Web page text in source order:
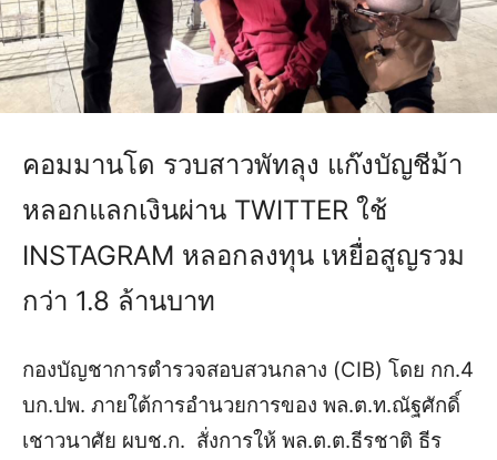
คอมมานโด รวบสาวพัทลุง แก๊งบัญชีม้า
หลอกแลกเงินผ่าน TWITTER ใช้
INSTAGRAM หลอกลงทุน เหยื่อสูญรวม
กว่า 1.8 ล้านบาท
กองบัญชาการตำรวจสอบสวนกลาง (CIB) โดย กก.4
บก.ปพ. ภายใต้การอำนวยการของ พล.ต.ท.ณัฐศักดิ์
เชาวนาศัย ผบช.ก. สั่งการให้ พล.ต.ต.ธีรชาติ ธีร